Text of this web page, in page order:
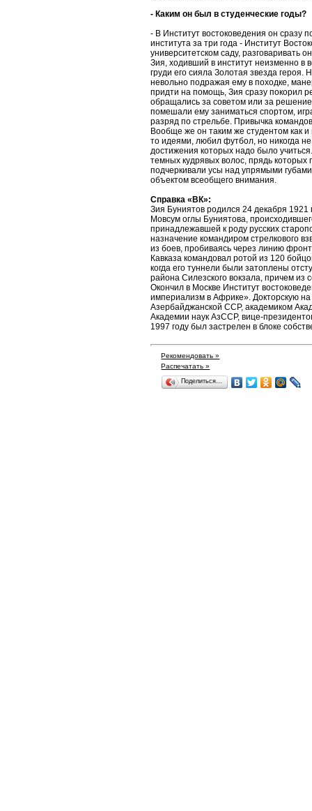
- Каким он был в студенческие годы?
- В Институт востоковедения он сразу
института за три года - Институт
университетском саду, разговаривать
Зия, ходивший в институт неизменно
груди его сияла Золотая звезда героя.
невольно подражая ему в походке,
придти на помощь, Зия сразу покорил
обращались за советом или за
помешали ему заниматься спортом,
разряд по стрельбе. Привычка
Вообще же он таким же студентом как
то идеями, любил футбол, но никогда
достижения которых надо было
темных кудрявых волос, прядь
подчеркивали усы над упрямыми
объектом всеобщего внимания.
Справка «ВК»:
Зия Буниятов родился 24 декабря
Мовсум оглы Буниятова,
принадлежавшей к роду русских
назначение командиром стрелкового
из боев, пробиваясь через линию
Кавказа командовал ротой из 120
когда его туннели были затоплены
района Силезского вокзала, причем из
Окончил в Москве Институт
империализм в Африке». Докторскую
Азербайджанской ССР, академиком
Академии наук АзССР, вице-
1997 году был застрелен в блоке
Рекомендовать »
Распечатать »
Поделиться…